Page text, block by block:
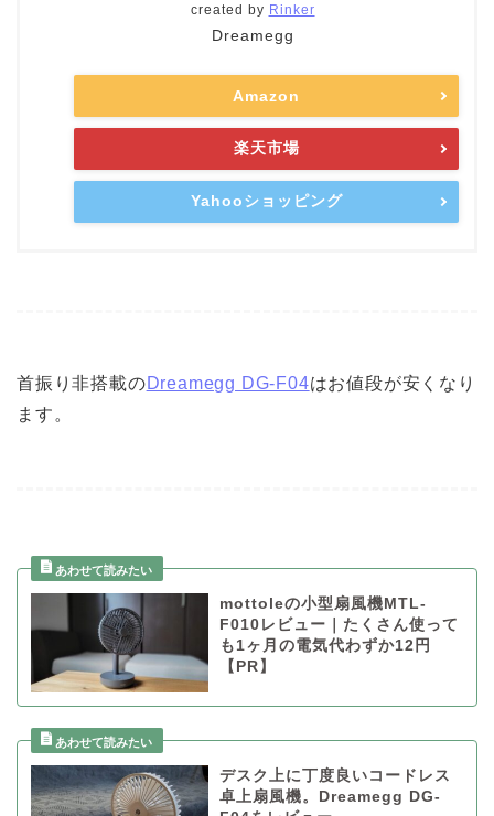
created by Rinker
Dreamegg
Amazon
楽天市場
Yahooショッピング
首振り非搭載のDreamegg DG-F04はお値段が安くなり
ます。
mottoleの小型扇風機MTL-
F010レビュー｜たくさん使って
も1ヶ月の電気代わずか12円
【PR】
デスク上に丁度良いコードレス
卓上扇風機。Dreamegg DG-